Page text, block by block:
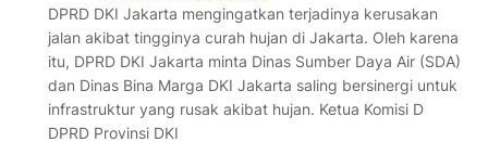
DPRD DKI Jakarta mengingatkan terjadinya kerusakan
jalan akibat tingginya curah hujan di Jakarta. Oleh karena
itu, DPRD DKI Jakarta minta Dinas Sumber Daya Air (SDA)
dan Dinas Bina Marga DKI Jakarta saling bersinergi untuk
infrastruktur yang rusak akibat hujan. Ketua Komisi D
DPRD Provinsi DKI